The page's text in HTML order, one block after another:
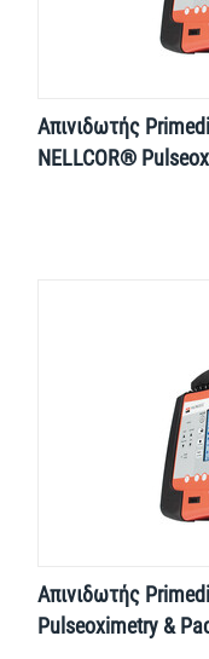
Απινιδωτής
NELLCOR®
Απινιδωτής
Pulseoximetry &